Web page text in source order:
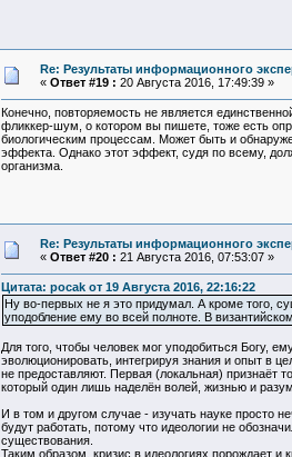
Re: Результаты информационного
« Ответ #19 : 20 Августа 2016, 17:49:39 »
Конечно, повторяемость не является
фликкер-шум, о котором вы пишете, тоже есть
биологическим процессам. Может быть и
эффекта. Однако этот эффект, судя по всему,
организма.
Re: Результаты информационного
« Ответ #20 : 21 Августа 2016, 07:53:07 »
Цитата: pocak от 19 Августа 2016, 22:16:22
Ну во-первых не я это придумал. А кроме того,
уподобление ему во всей полноте. В
Для того, чтобы человек мог уподобиться Богу,
эволюционировать, интегрируя знания и опыт в
не предоставляют. Первая (локальная) признаёт
который один лишь наделён волей, жизнью и
И в том и другом случае - изучать науке просто
будут работать, потому что идеологии не
существования.
Таким образом, кризис в идеологиях порождает и